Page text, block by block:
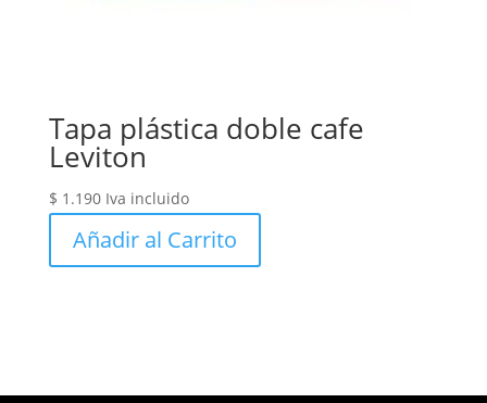
Tapa plástica doble cafe
Leviton
$ 1.190 Iva incluido
Añadir al Carrito